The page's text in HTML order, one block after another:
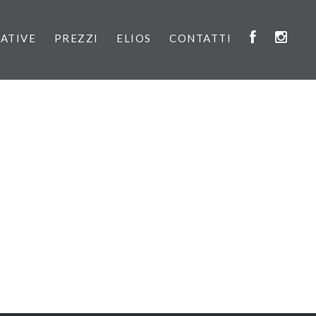
PREZZI ELIOS CONTATTI